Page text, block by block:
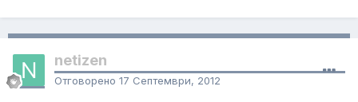
netizen
Отговорено 17 Септември, 2012